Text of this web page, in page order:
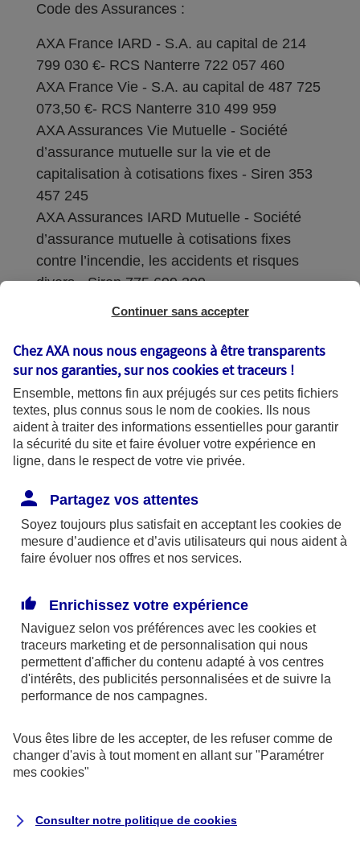
Code des Assurances :
AXA France IARD - S.A. au capital de 214
799 030 €- RCS Nanterre 722 057 460
AXA France Vie - S.A. au capital de 487 725
073,50 €- RCS Nanterre 310 499 959
AXA Assurances Vie Mutuelle - Société
d’assurance mutuelle sur la vie et de
capitalisation à cotisations fixes - Siren 353
457 245
AXA Assurances IARD Mutuelle - Société
d’assurance mutuelle à cotisations fixes
contre l’incendie, les accidents et risques
divers - Siren 775 699 309
Sièges sociaux : 313 Terrasses de l’Arche –
Coordonnées de l'Autorité de contrôle
prudentiel et de résolution (ACPR) : - 4
Place de Budapest - CS 92459 - 75436
Paris Cedex 09. Le détail des procédures de
recours et de réclamation et les
disponibles sur le site axa.fr.
AXA France IARD et AXA France Vie sont
mandataires exclusifs en opérations de
246 et n°13 005 764 (consultable
surwww.orias.fr)
AXA Assistance France Assurances,
S.A au capital de 51 429 430,40 €,
Siège social :
8-10, rue Paul Vaillant Couturier
Continuer sans accepter
Chez AXA nous nous engageons à être transparents
sur nos garanties, sur noscookies et traceurs !
Ensemble, mettons fin aux préjugés sur ces petits fichiers
textes, plus connus sous le nom de cookies. Ils nous
aident à traiter des informations essentielles pour garantir
la sécurité du site et faire évoluer votre expérience en
ligne, dans le respect de votre vie privée.
Partagez vos attentes
Soyez toujours plus satisfait en acceptant les cookies de
mesure d’audience et d’avis utilisateurs qui nous aident à
faire évoluer nos offres et nos services.
Enrichissez votre expérience
Naviguez selon vos préférences avec les cookies et
traceurs marketing et de personnalisation qui nous
permettent d'afficher du contenu adapté à vos centres
d'intérêts, des publicités personnalisées et de suivre la
performance de nos campagnes.
Vous êtes libre de les accepter, de les refuser comme de
changer d'avis à tout moment en allant sur "Paramétrer
mes cookies"
Consulter notre politique de cookies